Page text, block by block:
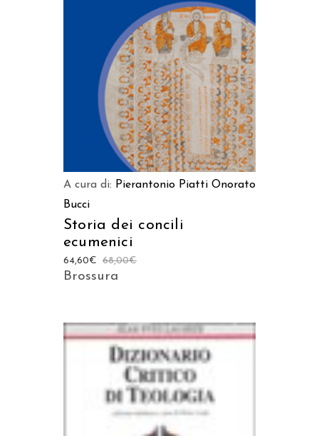
AGGIUNGI AL CARRELLO
A cura di: Pierantonio Piatti Onorato
Bucci
Storia dei concili
ecumenici
68,00€
64,60€
Brossura